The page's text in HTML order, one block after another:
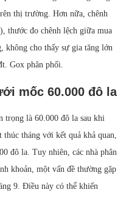
thị trường. Hơn nữa, chênh
thước đo chênh lệch giữa mua
không cho thấy sự gia tăng lớn
Gox phân phối.
mốc 60.000 đô la
trọng là 60.000 đô la sau khi
tháng với kết quả khả quan,
đô la. Tuy nhiên, các nhà phân
khoản, một vấn đề thường gặp
9. Điều này có thể khiến